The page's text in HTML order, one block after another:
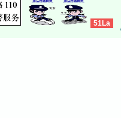
51La